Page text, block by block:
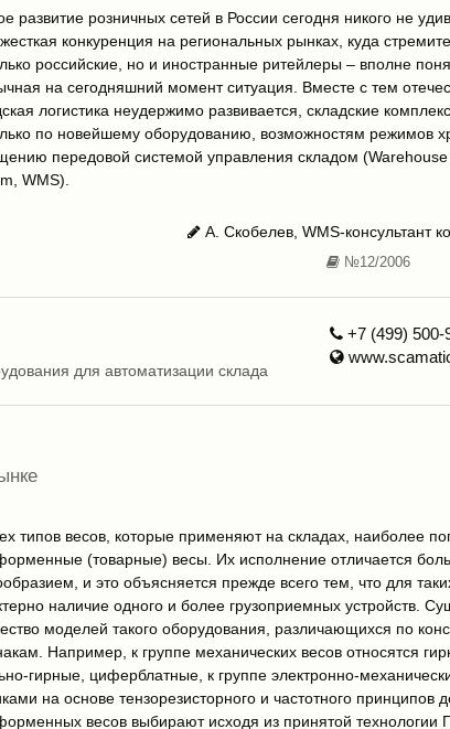
развитие розничных сетей в России сегодня никого не
жесткая конкуренция на региональных рынках, куда
российские, но и иностранные ритейлеры – вполне
на сегодняшний момент ситуация. Вместе с тем
логистика неудержимо развивается, складские
по новейшему оборудованию, возможностям режимов
передовой системой управления складом
WMS).
A. Скобелев, WMS-консультант
№12/2006
для автоматизации склада
+7 (499) 500-
типов весов, которые применяют на складах, наиболее
(товарные) весы. Их исполнение отличается
и это объясняется прежде всего тем, что для
наличие одного и более грузоприемных устройств.
моделей такого оборудования, различающихся по
Например, к группе механических весов относятся
гирные, циферблатные, к группе электронно-
на основе тензорезисторного и частотного принципов
весов выбирают исходя из принятой технологии